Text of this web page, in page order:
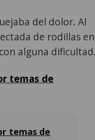
del dolor. Al
de rodillas en
alguna
temas de
temas de